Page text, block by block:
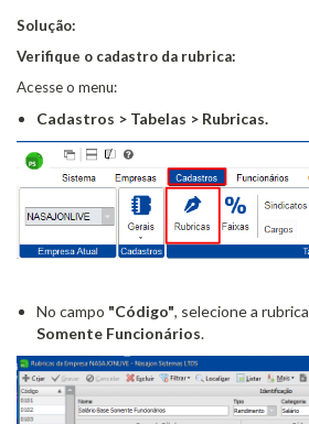
Solução:
Verifique o cadastro da rubrica:
Acesse o menu:
Cadastros > Tabelas > Rubricas.
No campo "Código", selecione a rubrica
Somente Funcionários.